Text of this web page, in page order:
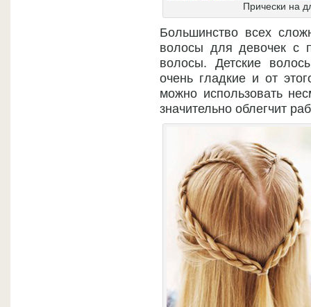
Прически на
Большинство всех
волосы для девочек с
волосы. Детские
очень гладкие и от
можно использовать
значительно облегчит